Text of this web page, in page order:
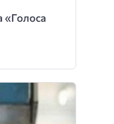
«Голоса